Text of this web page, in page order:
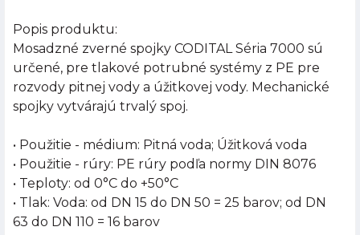
Popis produktu:
Mosadzné zverné spojky CODITAL Séria 7000 sú
určené, pre tlakové potrubné systémy z PE pre
rozvody pitnej vody a úžitkovej vody. Mechanické
spojky vytvárajú trvalý spoj.
• Použitie - médium: Pitná voda; Úžitková voda
• Použitie - rúry: PE rúry podľa normy DIN 8076
• Teploty: od 0°C do +50°C
• Tlak: Voda: od DN 15 do DN 50 = 25 barov; od DN
63 do DN 110 = 16 barov